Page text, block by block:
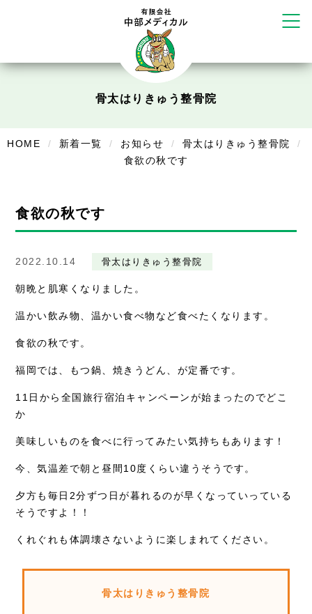
かえる堂鍼灸院 整骨院 うるま店 ウェルネス鍼灸院・接骨院 甲府千
塚店
リラクゼーション
Cure
在宅部門事務所
お知らせ
症例別施術
採用情報
骨太はりきゅう整骨院
HOME 新着一覧 お知らせ
骨太はりきゅう整骨院
食欲の秋です
食欲の秋です
2022.10.14 骨太はりきゅう整骨院
朝晩と肌寒くなりました。
温かい飲み物、温かい食べ物など食べたくなります。
食欲の秋です。
福岡では、もつ鍋、焼きうどん、が定番です。
11日から全国旅行宿泊キャンペーンが始まったのでどこ
か
美味しいものを食べに行ってみたい気持ちもあります！
今、気温差で朝と昼間10度くらい違うそうです。
夕方も毎日2分ずつ日が暮れるのが早くなっていっている
そうですよ！！
くれぐれも体調壊さないように楽しまれてください。
骨太はりきゅう整骨院